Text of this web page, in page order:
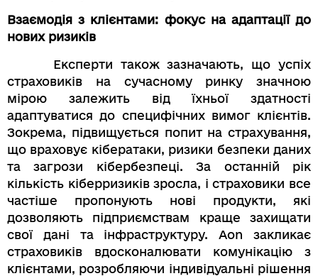
Взаємодія з клієнтами: фокус на адаптації до
нових ризиків
Експерти також зазначають, що успіх
страховиків на сучасному ринку значною
мірою залежить від їхньої здатності
адаптуватися до специфічних вимог клієнтів.
Зокрема, підвищується попит на страхування,
що враховує кібератаки, ризики безпеки даних
та загрози кібербезпеці. За останній рік
кількість кіберризиків зросла, і страховики все
частіше пропонують нові продукти, які
дозволяють підприємствам краще захищати
свої дані та інфраструктуру. Aon закликає
страховиків вдосконалювати комунікацію з
клієнтами, розробляючи індивідуальні рішення